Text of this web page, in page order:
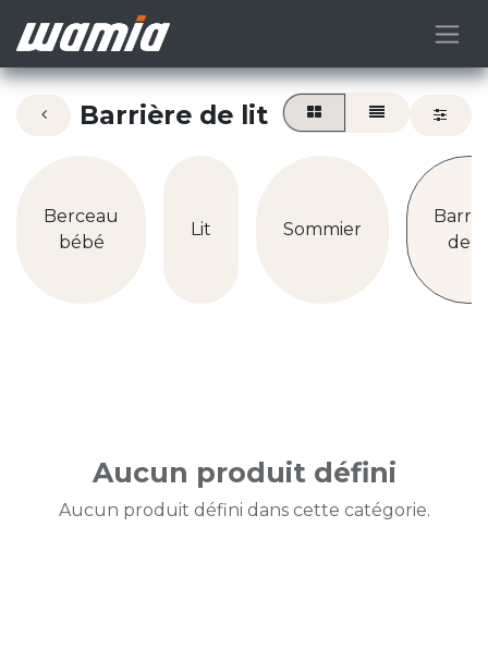
Barrière de lit
Berceau
bébé
Lit Sommier
de
Aucun produit défini
Aucun produit défini dans cette catégorie.